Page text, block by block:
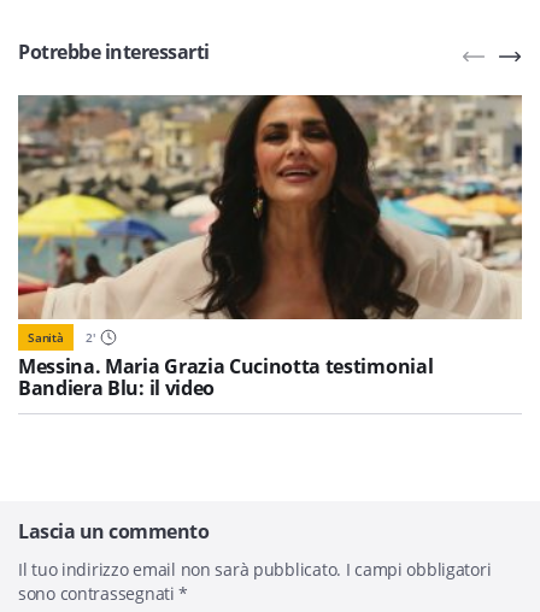
Potrebbe interessarti
Sanità 2'
Messina. Maria Grazia Cucinotta testimonial
Bandiera Blu: il video
Lascia un commento
Il tuo indirizzo email non sarà pubblicato. I campi obbligatori
sono contrassegnati*